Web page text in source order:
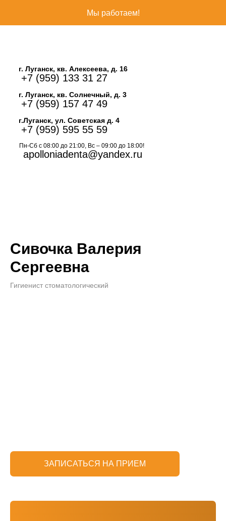
Мы работаем!
г. Луганск, кв. Алексеева, д. 16
+7 (959) 133 31 27
г. Луганск, кв. Солнечный, д. 3
+7 (959) 157 47 49
г.Луганск, ул. Советская д. 4
+7 (959) 595 55 59
Пн-Сб с 08:00 до 21:00, Вс – 09:00 до 18:00!
apolloniadenta@yandex.ru
Сивочка Валерия
Сергеевна
Гигиенист стоматологический
ЗАПИСАТЬСЯ НА ПРИЕМ